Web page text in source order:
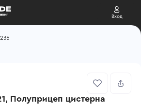
Вход
Полуприцеп цистерна